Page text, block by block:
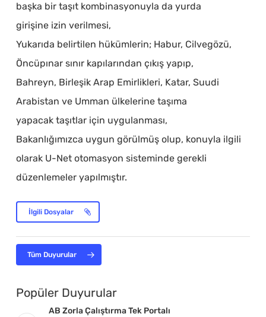
başka bir taşıt kombinasyonuyla da yurda
girişine izin verilmesi,
Yukarıda belirtilen hükümlerin; Habur, Cilvegözü,
Öncüpınar sınır kapılarından çıkış yapıp,
Bahreyn, Birleşik Arap Emirlikleri, Katar, Suudi
Arabistan ve Umman ülkelerine taşıma
yapacak taşıtlar için uygulanması,
Bakanlığımızca uygun görülmüş olup, konuyla ilgili
olarak U-Net otomasyon sisteminde gerekli
düzenlemeler yapılmıştır.
İlgili Dosyalar
Tüm Duyurular
Popüler Duyurular
AB Zorla Çalıştırma Tek Portalı